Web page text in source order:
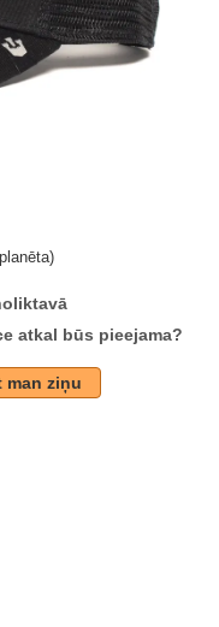
planēta)
atkal būs pieejama?
man ziņu